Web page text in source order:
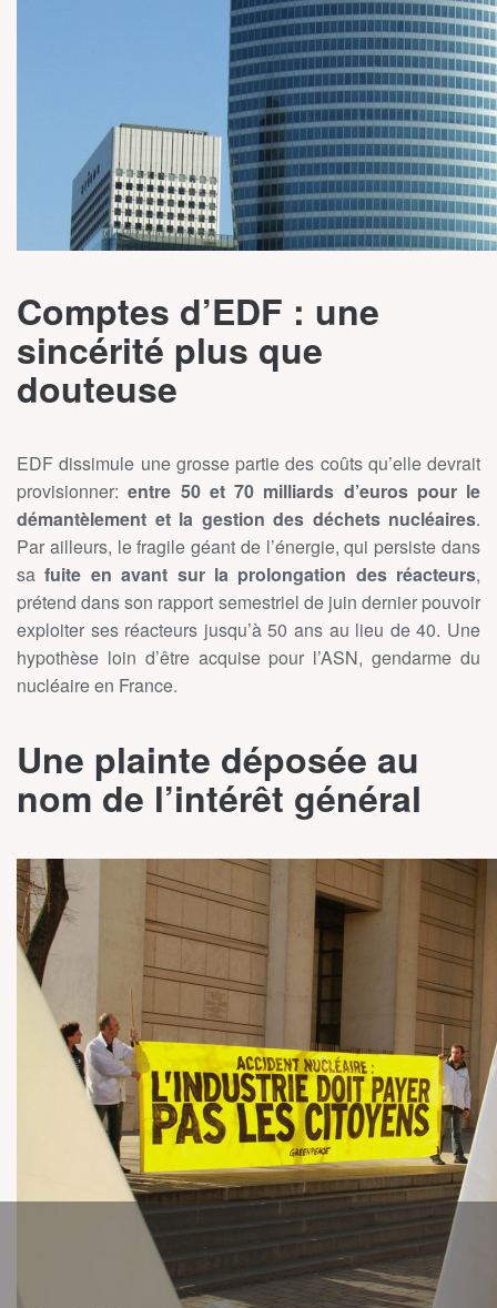
Comptes d’EDF : une
sincérité plus que
douteuse
EDF dissimule une grosse partie des coûts qu’elle devrait
provisionner:entre 50 et 70 milliards d’euros pour le
démantèlement et la gestion des déchets nucléaires.
Par ailleurs, le fragile géant de l’énergie, qui persiste dans
safuite en avant sur la prolongation des réacteurs,
prétend dans son rapport semestriel de juin dernier pouvoir
exploiter ses réacteurs jusqu’à 50 ans au lieu de 40. Une
hypothèse loin d’être acquise pour l’ASN, gendarme du
nucléaire en France.
Une plainte déposée au
nom de l’intérêt général